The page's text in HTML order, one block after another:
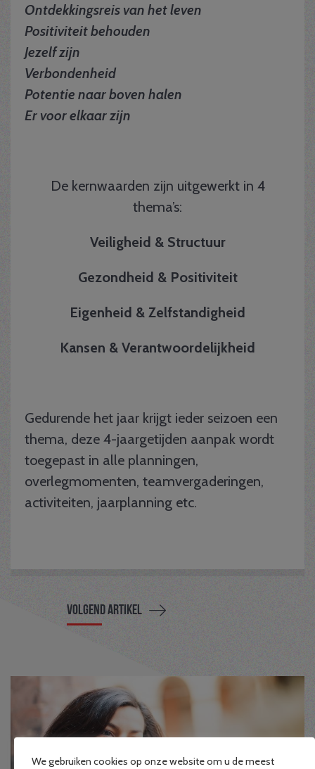
Ontdekkingsreis van het leven
Positiviteit behouden
Jezelf zijn
Verbondenheid
Potentie naar boven halen
Er voor elkaar zijn
De kernwaarden zijn uitgewerkt in 4
thema’s:
Veiligheid & Structuur
Gezondheid & Positiviteit
Eigenheid & Zelfstandigheid
Kansen & Verantwoordelijkheid
Gedurende het jaar krijgt ieder seizoen een
thema, deze 4-jaargetijden aanpak wordt
toegepast in alle planningen,
overlegmomenten, teamvergaderingen,
activiteiten, jaarplanning etc.
Volgend artikel
We gebruiken cookies op onze website om u de meest